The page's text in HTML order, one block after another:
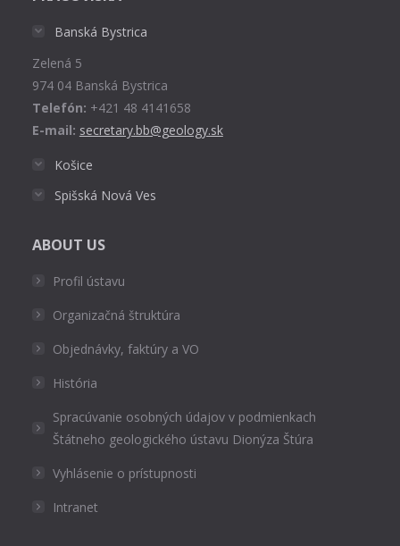
window
Banská Bystrica
Zelená 5
974 04 Banská Bystrica
Telefón: +421 48 4141658
E-mail: secretary.bb@geology.sk
Košice
Spišská Nová Ves
ABOUT US
Profil ústavu
Organizačná štruktúra
Objednávky, faktúry a VO
História
Spracúvanie osobných údajov v podmienkach
Štátneho geologického ústavu Dionýza Štúra
Vyhlásenie o prístupnosti
Intranet